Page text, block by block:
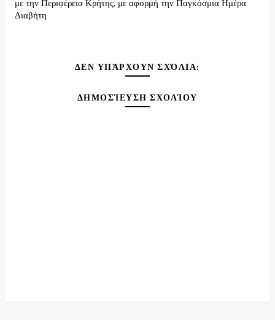
με την Περιφέρεια Κρήτης, με αφορμή την Παγκόσμια Ημέρα
Διαβήτη
ΔΕΝ ΥΠΆΡΧΟΥΝ ΣΧΌΛΙΑ:
ΔΗΜΟΣΊΕΥΣΗ ΣΧΟΛΊΟΥ